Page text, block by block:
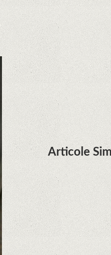
Zvon: aplicațiile
pot instala pe
cu procesoare Kirin
Huawei P50
dată de lansare şi e
decât credeam; Are
telephoto cu zoom
Articole
Microsoft lucrează
unui procesor
dispozitivele Surface
Hoții de telefoane